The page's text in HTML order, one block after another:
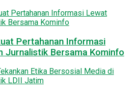
Pertahanan Informasi
Jurnalistik Bersama Kominfo